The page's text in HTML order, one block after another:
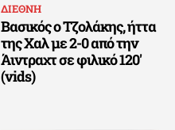
ΔΙΕΘΝΗ
Βασικός ο Τζολάκης, ήττα
της Χαλ με 2-0 από την
Άιντραχτ σε φιλικό 120′
(vids)